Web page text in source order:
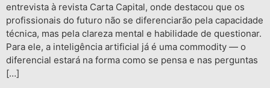
entrevista à revista Carta Capital, onde destacou que os
profissionais do futuro não se diferenciarão pela capacidade
técnica, mas pela clareza mental e habilidade de questionar.
Para ele, a inteligência artificial já é uma commodity — o
diferencial estará na forma como se pensa e nas perguntas
[…]